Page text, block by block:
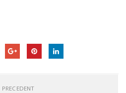
PRECEDENT